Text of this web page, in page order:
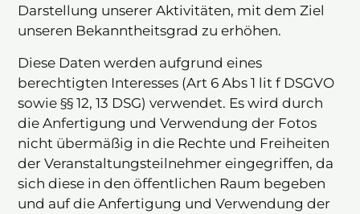
Darstellung unserer Aktivitäten, mit dem Ziel
unseren Bekanntheitsgrad zu erhöhen.
Diese Daten werden aufgrund eines
berechtigten Interesses (Art 6 Abs 1 lit f DSGVO
sowie §§ 12, 13 DSG) verwendet. Es wird durch
die Anfertigung und Verwendung der Fotos
nicht übermäßig in die Rechte und Freiheiten
der Veranstaltungsteilnehmer eingegriffen, da
sich diese in den öffentlichen Raum begeben
und auf die Anfertigung und Verwendung der